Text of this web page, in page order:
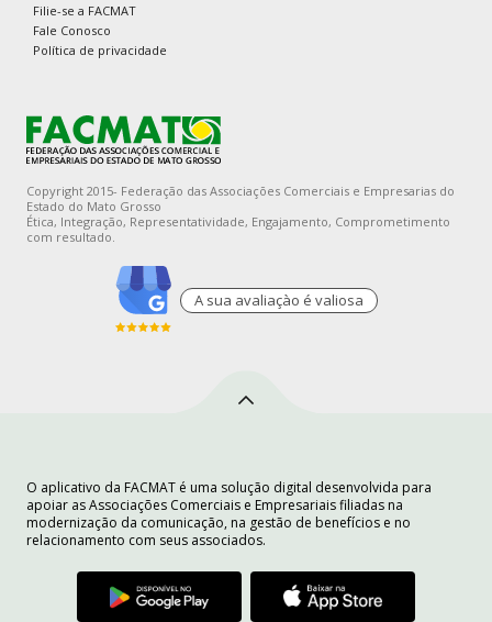
Filie-se a FACMAT
Fale Conosco
Política de privacidade
Copyright 2015- Federação das Associações Comerciais e Empresarias do
Estado do Mato Grosso
Ética, Integração, Representatividade, Engajamento, Comprometimento
com resultado.
A sua avaliaçào é valiosa
O aplicativo da FACMAT é uma solução digital desenvolvida para
apoiar as Associações Comerciais e Empresariais filiadas na
modernização da comunicação, na gestão de benefícios e no
relacionamento com seus associados.